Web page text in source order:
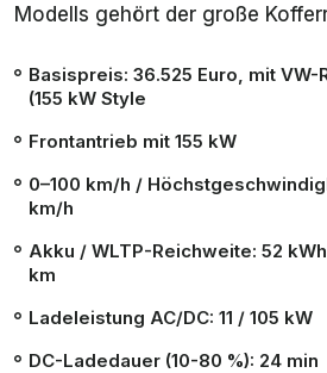
Modells gehört der große
Basispreis: 36.525 Euro, mit VW-
(155 kW Style
Frontantrieb mit 155 kW
0–100 km/h /
km/h
Akku / WLTP-Reichweite: 52
km
Ladeleistung AC/DC: 11 / 105 kW
DC-Ladedauer (10-80 %): 24 min